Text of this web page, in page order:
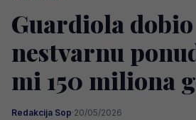
Guardiola dobio
nestvarnu
mi 150 miliona
Redakcija Sop·20/05/2026